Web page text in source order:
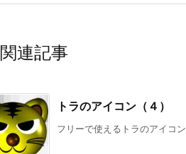
関連記事
トラのアイコン（４）
フリーで使えるトラのアイコン